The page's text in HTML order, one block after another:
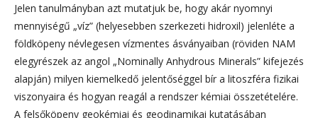
Jelen tanulmányban azt mutatjuk be, hogy akár nyomnyi
mennyiségű „víz” (helyesebben szerkezeti hidroxil) jelenléte a
földköpeny névlegesen vízmentes ásványaiban (röviden NAM
elegyrészek az angol „Nominally Anhydrous Minerals” kifejezés
alapján) milyen kiemelkedő jelentőséggel bír a litoszféra fizikai
viszonyaira és hogyan reagál a rendszer kémiai összetételére.
A felsőköpeny geokémiai és geodinamikai kutatásában